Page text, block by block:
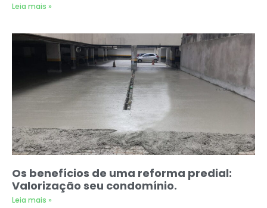
Leia mais »
Os benefícios de uma reforma predial:
Valorização seu condomínio.
Leia mais »